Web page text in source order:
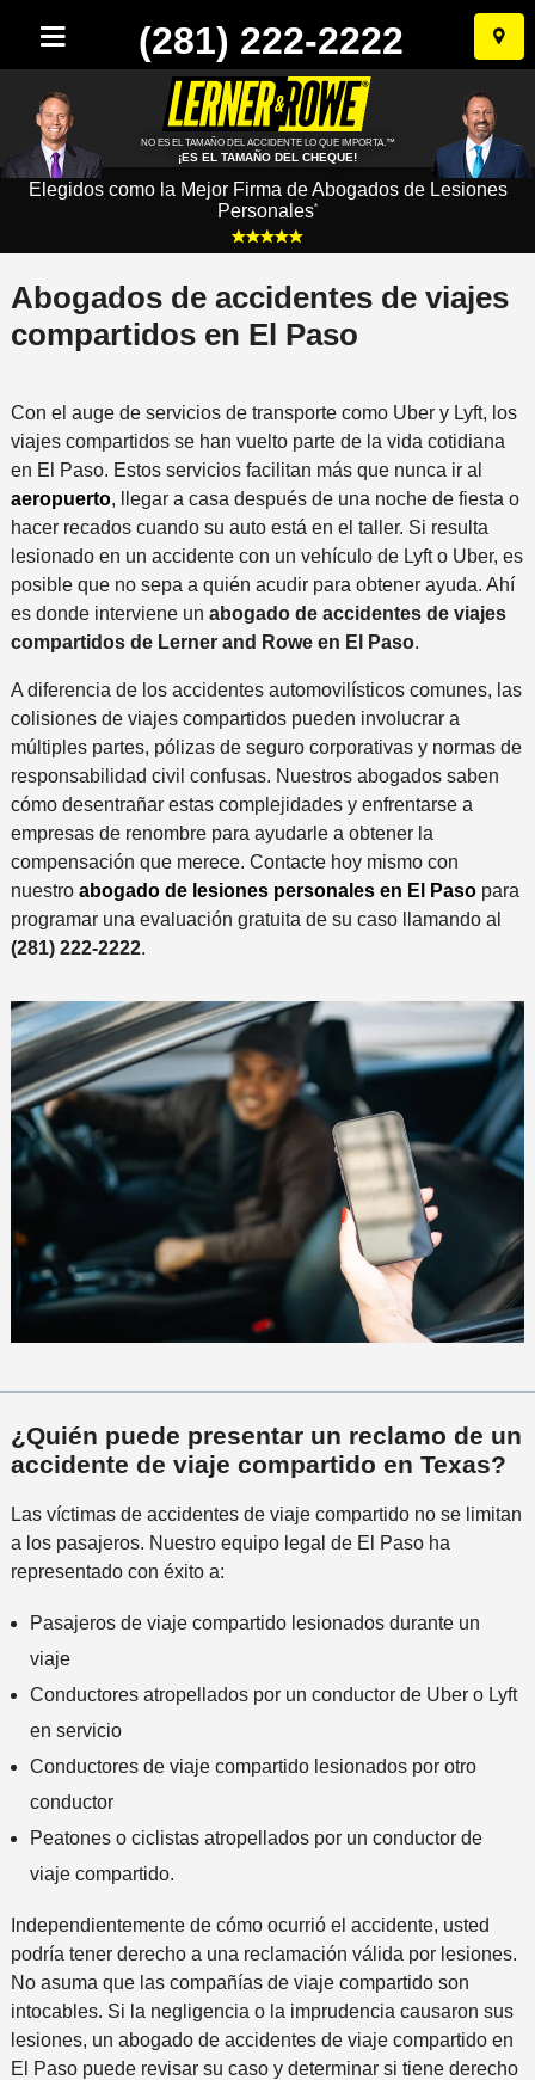
Ir
al
(281) 222-2222
NO ES EL TAMAÑO DEL ACCIDENTE LO QUE IMPORTA.™
¡ES EL TAMAÑO DEL CHEQUE!
Elegidos como la Mejor Firma de Abogados de Lesiones
Personales*
Abogados de accidentes de viajes
compartidos en El Paso
Con el auge de servicios de transporte como Uber y Lyft, los
viajes compartidos se han vuelto parte de la vida cotidiana
en El Paso. Estos servicios facilitan más que nunca ir al
aeropuerto, llegar a casa después de una noche de fiesta o
hacer recados cuando su auto está en el taller. Si resulta
lesionado en un accidente con un vehículo de Lyft o Uber, es
posible que no sepa a quién acudir para obtener ayuda. Ahí
es donde interviene un abogado de accidentes de viajes
compartidos de Lerner and Rowe en El Paso.
A diferencia de los accidentes automovilísticos comunes, las
colisiones de viajes compartidos pueden involucrar a
múltiples partes, pólizas de seguro corporativas y normas de
responsabilidad civil confusas. Nuestros abogados saben
cómo desentrañar estas complejidades y enfrentarse a
empresas de renombre para ayudarle a obtener la
compensación que merece. Contacte hoy mismo con
nuestro abogado de lesiones personales en El Pasopara
programar una evaluación gratuita de su caso llamando al
(281) 222-2222.
¿Quién puede presentar un reclamo de un
accidente de viaje compartido en Texas?
Las víctimas de accidentes de viaje compartido no se limitan
a los pasajeros. Nuestro equipo legal de El Paso ha
representado con éxito a:
Pasajeros de viaje compartido lesionados durante un
viaje
Conductores atropellados por un conductor de Uber o Lyft
en servicio
Conductores de viaje compartido lesionados por otro
conductor
Peatones o ciclistas atropellados por un conductor de
viaje compartido.
Independientemente de cómo ocurrió el accidente, usted
podría tener derecho a una reclamación válida por lesiones.
No asuma que las compañías de viaje compartido son
intocables. Si la negligencia o la imprudencia causaron sus
lesiones, un abogado de accidentes de viaje compartido en
El Paso puede revisar su caso y determinar si tiene derecho